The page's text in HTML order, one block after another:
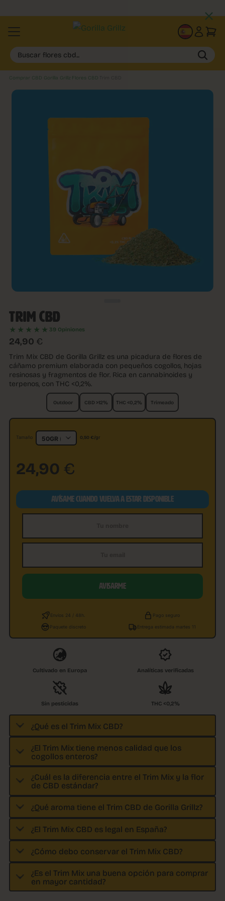
ES
Buscar flores cbd...
Comprar CBD Gorilla Grillz Flores CBD
TRIM CBD
★★★★★ 39 Opiniones
24,90 €
Trim Mix CBD de Gorilla Grillz es una picadura de flores de
cáñamo premium elaborada con pequeños cogollos, hojas
resinosas y fragmentos de flor. Rica en cannabinoides y
terpenos, con THC <0,2%.
Outdoor CBD >12% THC <0,2% Trimeado
Tamaño 0,50 €/gr
24,90 €
AVÍSAME CUANDO VUELVA A ESTAR DISPONIBLE
AVISARME
Envíos 24 / 48h. Pago seguro
Paquete discreto Entrega estimada martes 11
Cultivado en Europa Analíticas verificadas
Sin pesticidas THC <0,2%
¿Qué es el Trim Mix CBD?
¿El Trim Mix tiene menos calidad que los
cogollos enteros?
¿Cuál es la diferencia entre el Trim Mix y la flor
de CBD estándar?
¿Qué aroma tiene el Trim CBD de Gorilla Grillz?
¿El Trim Mix CBD es legal en España?
¿Cómo debo conservar el Trim Mix CBD?
¿Es el Trim Mix una buena opción para comprar
en mayor cantidad?